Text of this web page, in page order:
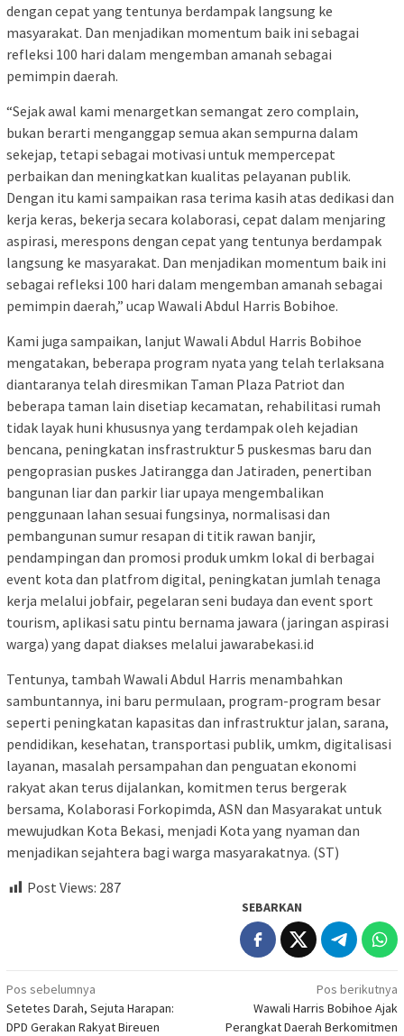
dengan cepat yang tentunya berdampak langsung ke
masyarakat. Dan menjadikan momentum baik ini sebagai
refleksi 100 hari dalam mengemban amanah sebagai
pemimpin daerah.
“Sejak awal kami menargetkan semangat zero complain,
bukan berarti menganggap semua akan sempurna dalam
sekejap, tetapi sebagai motivasi untuk mempercepat
perbaikan dan meningkatkan kualitas pelayanan publik.
Dengan itu kami sampaikan rasa terima kasih atas dedikasi dan
kerja keras, bekerja secara kolaborasi, cepat dalam menjaring
aspirasi, merespons dengan cepat yang tentunya berdampak
langsung ke masyarakat. Dan menjadikan momentum baik ini
sebagai refleksi 100 hari dalam mengemban amanah sebagai
pemimpin daerah,” ucap Wawali Abdul Harris Bobihoe.
Kami juga sampaikan, lanjut Wawali Abdul Harris Bobihoe
mengatakan, beberapa program nyata yang telah terlaksana
diantaranya telah diresmikan Taman Plaza Patriot dan
beberapa taman lain disetiap kecamatan, rehabilitasi rumah
tidak layak huni khususnya yang terdampak oleh kejadian
bencana, peningkatan insfrastruktur 5 puskesmas baru dan
pengoprasian puskes Jatirangga dan Jatiraden, penertiban
bangunan liar dan parkir liar upaya mengembalikan
penggunaan lahan sesuai fungsinya, normalisasi dan
pembangunan sumur resapan di titik rawan banjir,
pendampingan dan promosi produk umkm lokal di berbagai
event kota dan platfrom digital, peningkatan jumlah tenaga
kerja melalui jobfair, pegelaran seni budaya dan event sport
tourism, aplikasi satu pintu bernama jawara (jaringan aspirasi
warga) yang dapat diakses melalui jawarabekasi.id
Tentunya, tambah Wawali Abdul Harris menambahkan
sambuntannya, ini baru permulaan, program-program besar
seperti peningkatan kapasitas dan infrastruktur jalan, sarana,
pendidikan, kesehatan, transportasi publik, umkm, digitalisasi
layanan, masalah persampahan dan penguatan ekonomi
rakyat akan terus dijalankan, komitmen terus bergerak
bersama, Kolaborasi Forkopimda, ASN dan Masyarakat untuk
mewujudkan Kota Bekasi, menjadi Kota yang nyaman dan
menjadikan sejahtera bagi warga masyarakatnya. (ST)
Post Views: 287
SEBARKAN
Navigasi
pos
Pos sebelumnya
Setetes Darah, Sejuta Harapan:
DPD Gerakan Rakyat Bireuen
Pos berikutnya
Wawali Harris Bobihoe Ajak
Perangkat Daerah Berkomitmen